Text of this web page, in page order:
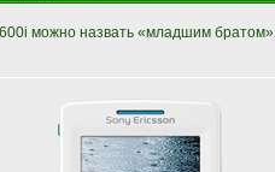
можно назвать «младшим братом»